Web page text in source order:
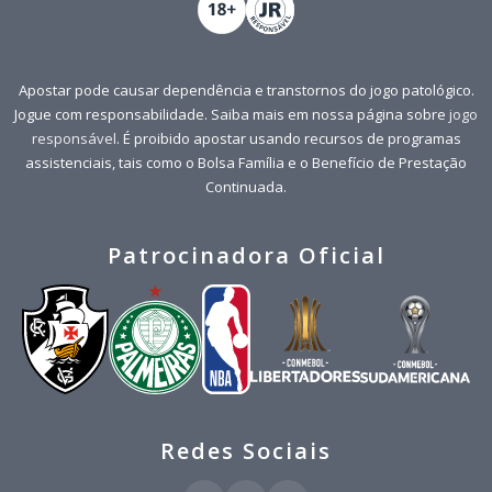
Apostar pode causar dependência e transtornos do jogo patológico.
Jogue com responsabilidade. Saiba mais em nossa página sobre jogo
responsável. É proibido apostar usando recursos de programas
assistenciais, tais como o Bolsa Família e o Benefício de Prestação
Continuada.
Patrocinadora Oficial
Redes Sociais